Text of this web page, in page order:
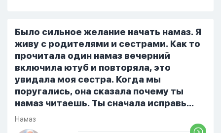
русский,потому что боялась
ошибиться и то что намаз не
примется,совершила истихар во время
тахаджуд...
Было сильное желание начать намаз. Я
живу с родителями и сестрами. Как то
прочитала один намаз вечерний
включила ютуб и повторяла, это
увидала моя сестра. Когда мы
поругались, она сказала почему ты
намаз читаешь. Ты сначала исправь
себя. После этого я не вставала на
намаз и не видела жайнамаз. Я просто
Намаз